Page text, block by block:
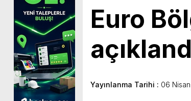
Euro
Yayınlanma Tarihi : 06